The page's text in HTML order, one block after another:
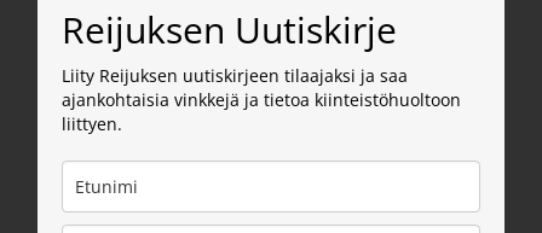
Reijuksen Uutiskirje
Liity Reijuksen uutiskirjeen tilaajaksi ja saa
ajankohtaisia vinkkejä ja tietoa kiinteistöhuoltoon
liittyen.